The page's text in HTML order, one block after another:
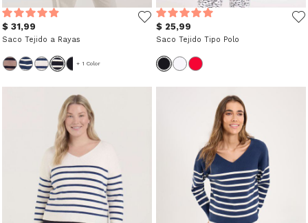
$ 31,99
Saco Tejido a Rayas
+ 1 Color
$ 25,99
Saco Tejido Tipo Polo